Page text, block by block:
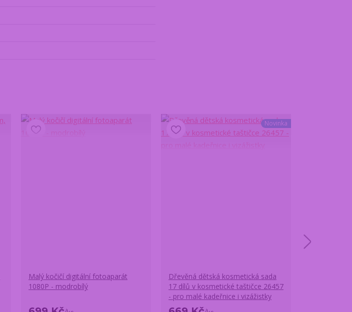
Malý kočičí digitální fotoaparát
1080P - modrobílý
Novinka
Dřevěná dětská kosmetická sada
17 dílů v kosmetické taštičce 26457
- pro malé kadeřnice i vizážistky